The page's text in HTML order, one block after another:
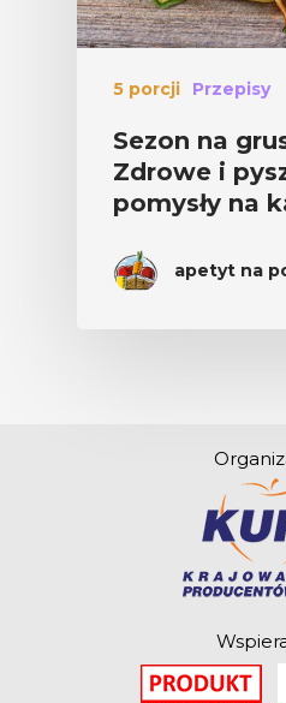
5 porcji Przepisy
Sezon na
Zdrowe i
pomysły na
apetyt na